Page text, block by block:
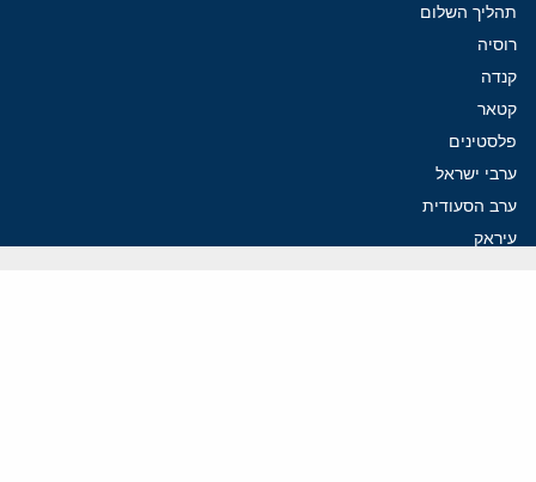
תהליך השלום
רוסיה
קנדה
קטאר
פלסטינים
ערבי ישראל
ערב הסעודית
עיראק